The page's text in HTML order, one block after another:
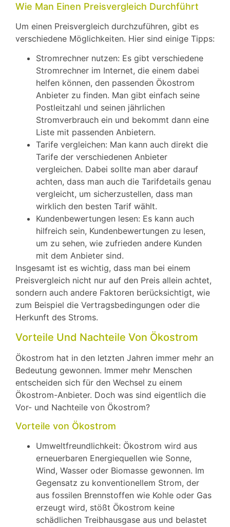
Wie Man Einen Preisvergleich Durchführt
Um einen Preisvergleich durchzuführen, gibt es
verschiedene Möglichkeiten. Hier sind einige Tipps:
Stromrechner nutzen: Es gibt verschiedene
Stromrechner im Internet, die einem dabei
helfen können, den passenden Ökostrom
Anbieter zu finden. Man gibt einfach seine
Postleitzahl und seinen jährlichen
Stromverbrauch ein und bekommt dann eine
Liste mit passenden Anbietern.
Tarife vergleichen: Man kann auch direkt die
Tarife der verschiedenen Anbieter
vergleichen. Dabei sollte man aber darauf
achten, dass man auch die Tarifdetails genau
vergleicht, um sicherzustellen, dass man
wirklich den besten Tarif wählt.
Kundenbewertungen lesen: Es kann auch
hilfreich sein, Kundenbewertungen zu lesen,
um zu sehen, wie zufrieden andere Kunden
mit dem Anbieter sind.
Insgesamt ist es wichtig, dass man bei einem
Preisvergleich nicht nur auf den Preis allein achtet,
sondern auch andere Faktoren berücksichtigt, wie
zum Beispiel die Vertragsbedingungen oder die
Herkunft des Stroms.
Vorteile Und Nachteile Von Ökostrom
Ökostrom hat in den letzten Jahren immer mehr an
Bedeutung gewonnen. Immer mehr Menschen
entscheiden sich für den Wechsel zu einem
Ökostrom-Anbieter. Doch was sind eigentlich die
Vor- und Nachteile von Ökostrom?
Vorteile von Ökostrom
Umweltfreundlichkeit: Ökostrom wird aus
erneuerbaren Energiequellen wie Sonne,
Wind, Wasser oder Biomasse gewonnen. Im
Gegensatz zu konventionellem Strom, der
aus fossilen Brennstoffen wie Kohle oder Gas
erzeugt wird, stößt Ökostrom keine
schädlichen Treibhausgase aus und belastet